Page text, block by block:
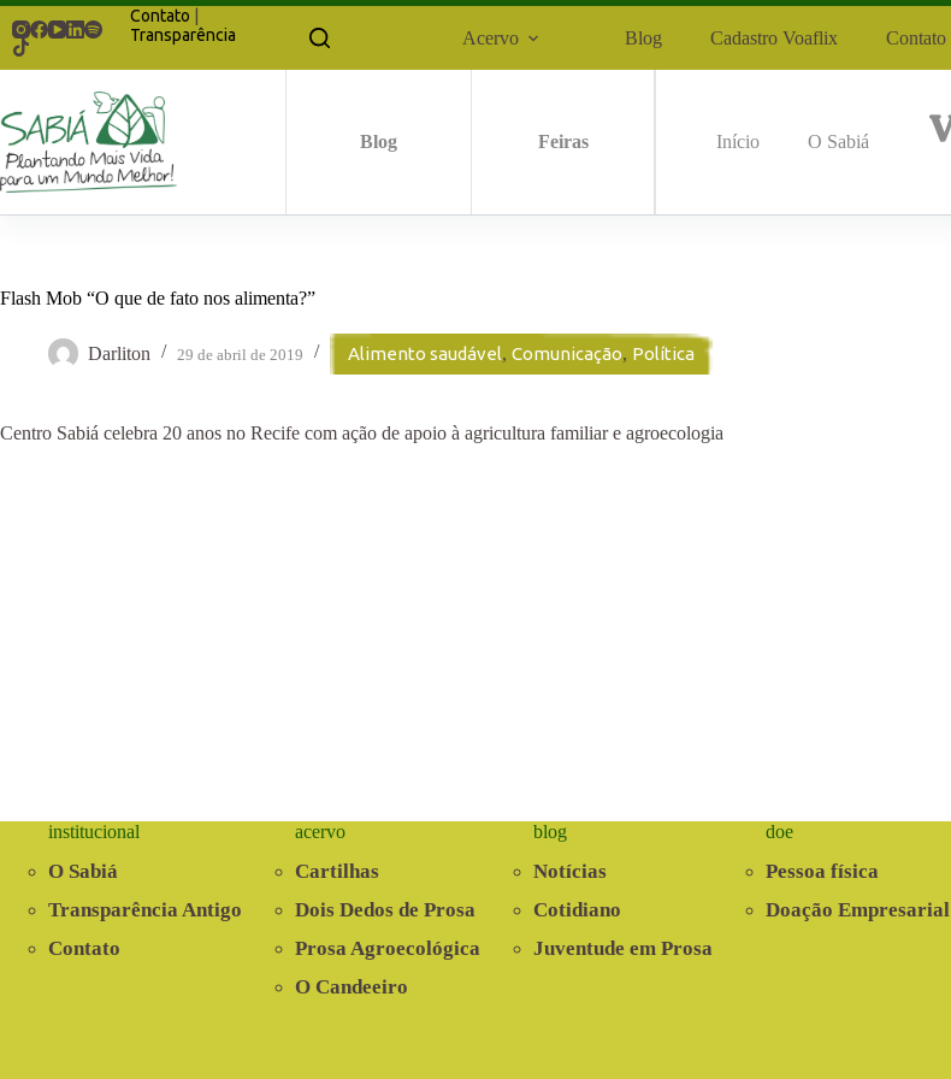
Pular
para
conteúdo
Contato
Transparência
Acervo Blog Cadastro Voaflix Contato
Blog Feiras Início O Sabiá
Flash Mob “O que de fato nos alimenta?”
Darliton 29 de abril de 2019 Alimento saudável, Comunicação, Política
Centro Sabiá celebra 20 anos no Recife com ação de apoio à agricultura familiar e agroecologia
institucional
O Sabiá
Transparência Antigo
Contato
acervo
Cartilhas
Dois Dedos de Prosa
Prosa Agroecológica
O Candeeiro
blog
Notícias
Cotidiano
Juventude em Prosa
doe
Pessoa física
Doação Empresarial